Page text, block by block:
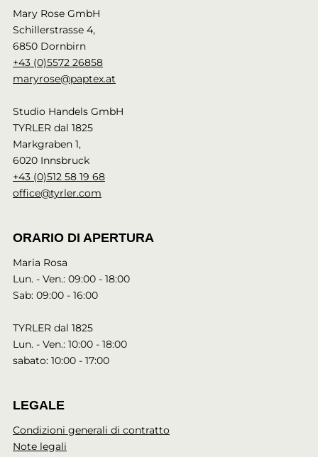
Mary Rose GmbH
Schillerstrasse 4,
6850 Dornbirn
+43 (0)5572 26858
maryrose@paptex.at
Studio Handels GmbH
TYRLER dal 1825
Markgraben 1,
6020 Innsbruck
+43 (0)512 58 19 68
office@tyrler.com
ORARIO DI APERTURA
Maria Rosa
Lun. - Ven.: 09:00 - 18:00
Sab: 09:00 - 16:00
TYRLER dal 1825
Lun. - Ven.: 10:00 - 18:00
sabato: 10:00 - 17:00
LEGALE
Condizioni generali di contratto
Note legali